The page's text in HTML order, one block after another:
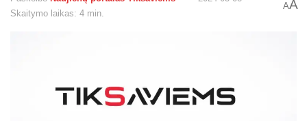
Skaitymo laikas: 4 min.
AA